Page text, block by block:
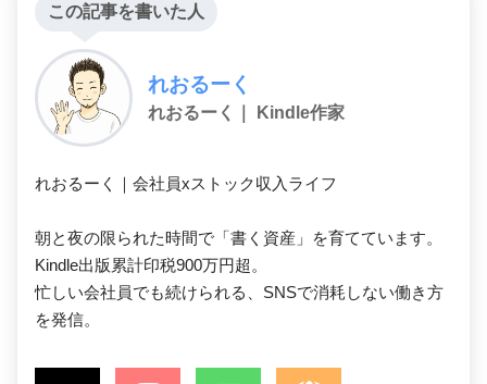
この記事を書いた人
れおるーく
れおるーく｜ Kindle作家
れおるーく｜会社員xストック収入ライフ
朝と夜の限られた時間で「書く資産」を育てています。
Kindle出版累計印税900万円超。
忙しい会社員でも続けられる、SNSで消耗しない働き方
を発信。